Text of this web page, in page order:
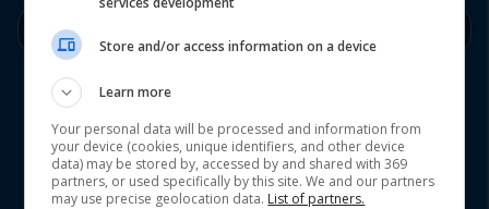
E Hënë
Store and/or access information on a device
Learn more
Your personal data will be processed and information from
your device (cookies, unique identifiers, and other device
data) may be stored by, accessed by and shared with 369
partners, or used specifically by this site. We and our partners
may use precise geolocation data. List of partners.